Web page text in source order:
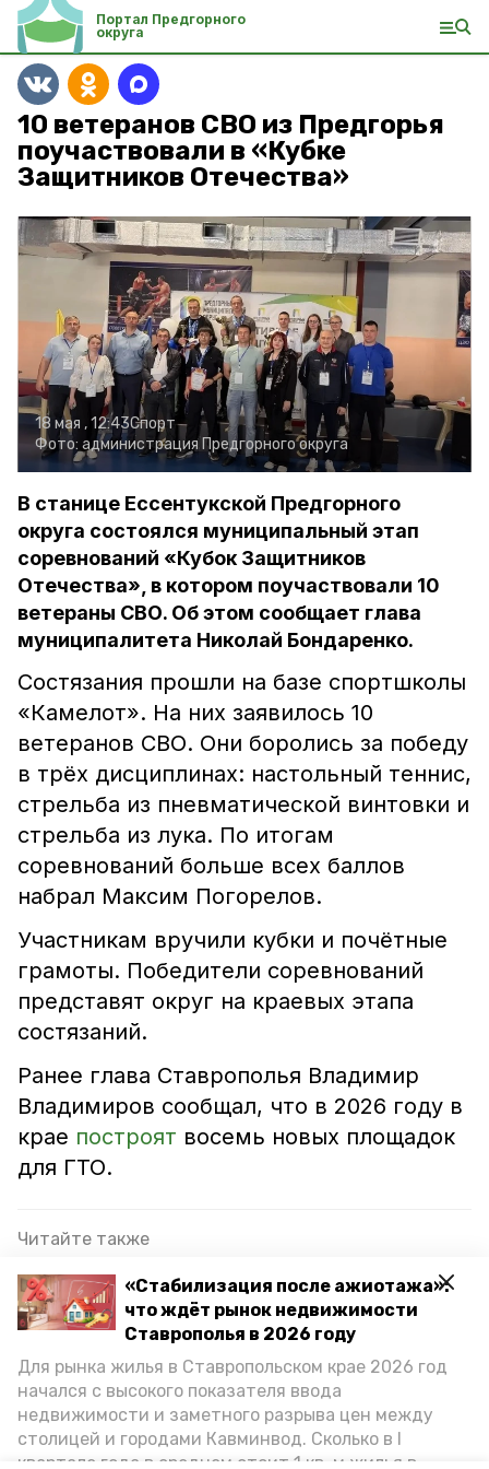
«Стабилизация после ажиотажа»:
что ждёт рынок недвижимости
Ставрополья в 2026 году
Для рынка жилья в Ставропольском крае 2026 год
начался с высокого показателя ввода
недвижимости и заметного разрыва цен между
столицей и городами Кавминвод. Сколько в I
квартале года в среднем стоит 1 кв. м жилья в
Портал Предгорного
округа
10 ветеранов СВО из Предгорья
поучаствовали в «Кубке
Защитников Отечества»
18 мая , 12:43Спорт
Фото: администрация Предгорного округа
В станице Ессентукской Предгорного
округа состоялся муниципальный этап
соревнований «Кубок Защитников
Отечества», в котором поучаствовали 10
ветераны СВО. Об этом сообщает глава
муниципалитета Николай Бондаренко.
Состязания прошли на базе спортшколы
«Камелот». На них заявилось 10
ветеранов СВО. Они боролись за победу
в трёх дисциплинах: настольный теннис,
стрельба из пневматической винтовки и
стрельба из лука. По итогам
соревнований больше всех баллов
набрал Максим Погорелов.
Участникам вручили кубки и почётные
грамоты. Победители соревнований
представят округ на краевых этапа
состязаний.
Ранее глава Ставрополья Владимир
Владимиров сообщал, что в 2026 году в
крае построят восемь новых площадок
для ГТО.
Читайте также
Спортсмены Предгорья завоевали три медали
на всероссийских соревнованиях
Тяжелоатлетка из Предгорья завоевала
серебро на первенстве России в Иркутске
Глава Ставрополья поручил проработать вопрос
субсидирования парашютного спорта